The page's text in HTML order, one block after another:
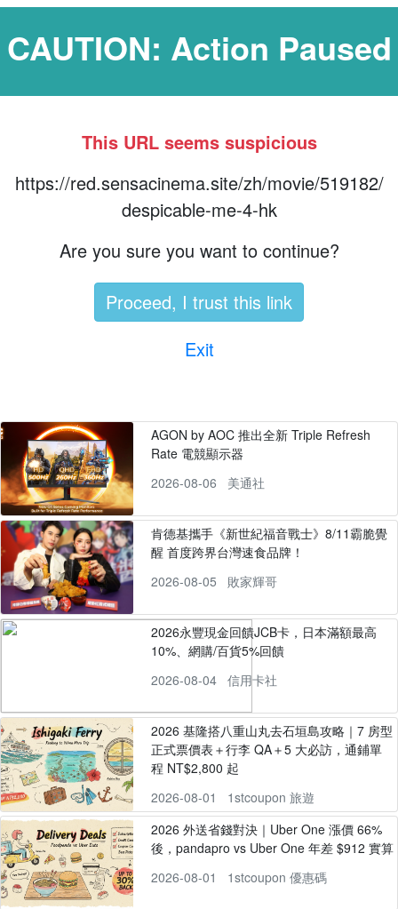
CAUTION: Action Paused
This URL seems suspicious
https://red.sensacinema.site/zh/movie/519182/
despicable-me-4-hk
Are you sure you want to continue?
Proceed, I trust this link
Exit
AGON by AOC 推出全新 Triple Refresh
Rate 電競顯示器
2026-08-06
美通社
肯德基攜手《新世紀福音戰士》8/11霸脆覺
醒 首度跨界台灣速食品牌！
2026-08-05
敗家輝哥
2026永豐現金回饋JCB卡，日本滿額最高
10%、網購/百貨5%回饋
2026-08-04
信用卡社
2026 基隆搭八重山丸去石垣島攻略｜7 房型
正式票價表＋行李 QA＋5 大必訪，通鋪單
程 NT$2,800 起
2026-08-01
1stcoupon 旅遊
2026 外送省錢對決｜Uber One 漲價 66%
後，pandapro vs Uber One 年差 $912 實算
2026-08-01
1stcoupon 優惠碼